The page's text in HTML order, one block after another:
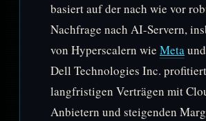
basiert auf der nach wie vor
Nachfrage nach AI-Servern,
von Hyperscalern wie Metaund
Dell Technologies Inc.
langfristigen Verträgen mit
Anbietern und steigenden